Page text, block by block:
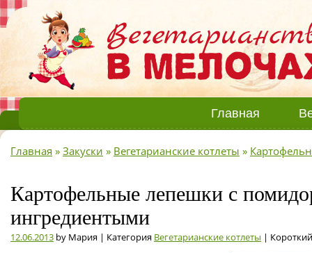
Главная
Главная » Закуски » Вегетарианские котлеты »
Картофельные лепешки с
ингредиентыми
12.06.2013 by Мария | Категория Вегетарианские котлеты |